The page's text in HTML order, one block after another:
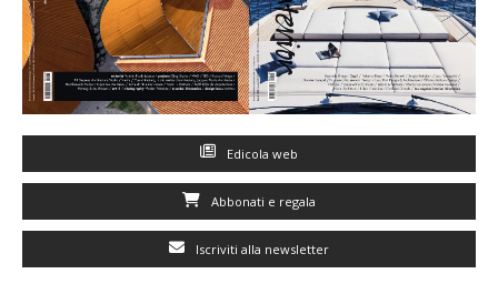
Edicola web
Abbonati e regala
Iscriviti alla newsletter